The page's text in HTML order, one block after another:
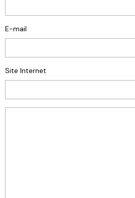
E-mail
Site Internet